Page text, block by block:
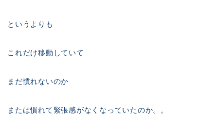
というよりも
これだけ移動していて
まだ慣れないのか
または慣れて緊張感がなくなっていたのか。。